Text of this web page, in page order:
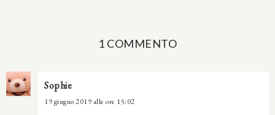
1 COMMENTO
Sophie
19 giugno 2019 alle ore 15:02